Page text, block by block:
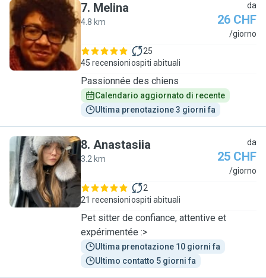
M
7. Melina
4.8 km
da
26 CHF
/giorno
45 recensioni
25
ospiti abituali
Passionnée des chiens
Calendario aggiornato di recente
Ultima prenotazione 3 giorni fa
A
8. Anastasiia
3.2 km
da
25 CHF
/giorno
21 recensioni
2
ospiti abituali
Pet sitter de confiance, attentive et
expérimentée :>
Ultima prenotazione 10 giorni fa
Ultimo contatto 5 giorni fa